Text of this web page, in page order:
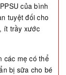
của bình
tuyệt đối cho
ít trầy xước
các mẹ có thể
bị sữa cho bé